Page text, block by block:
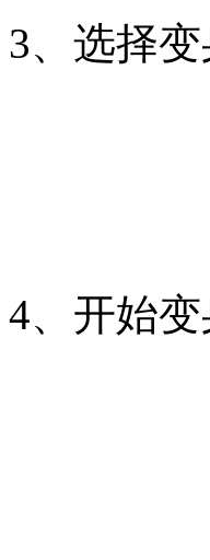
3、选择变
4、开始